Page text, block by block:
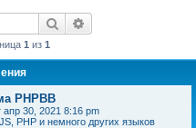
Поиск
1 из 1
PHPBB
апр 30, 2021 8:16 pm
PHP и немного других языков